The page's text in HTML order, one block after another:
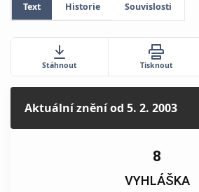
Text Historie Souvislosti
Stáhnout Tisknout
Aktuální zněníod 5. 2. 2003
8
VYHLÁŠKA